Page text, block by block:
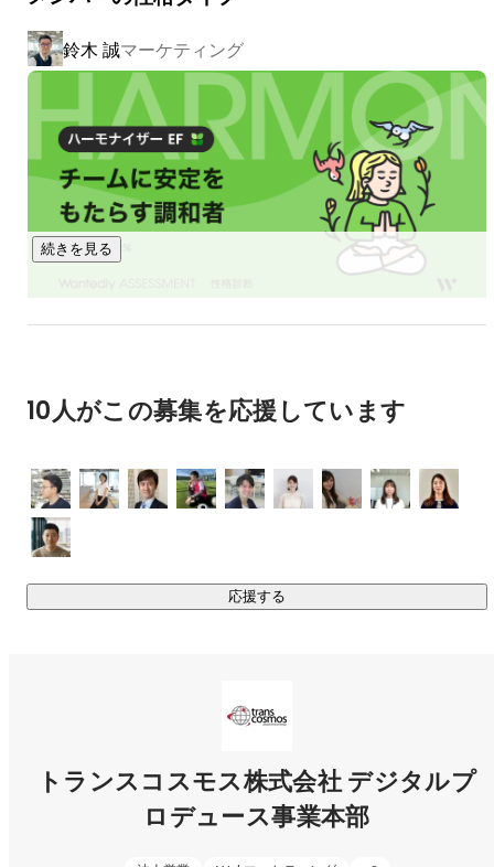
https://www.trans-cosmos.co.jp/di/service/
※旧デジタルインタラクティブ事業本部
鈴木 誠マーケティング
続きを見る
10人がこの募集を応援しています
応援する
トランスコスモス株式会社 デジタルプ
ロデュース事業本部